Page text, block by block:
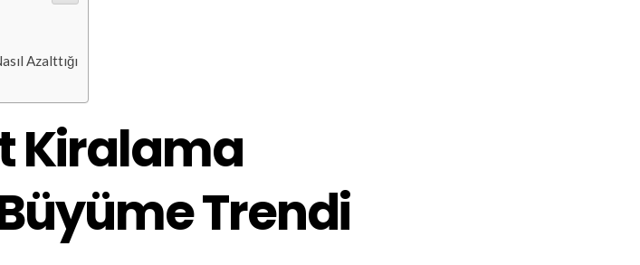
Azalttığı
Kiralama
Trendi